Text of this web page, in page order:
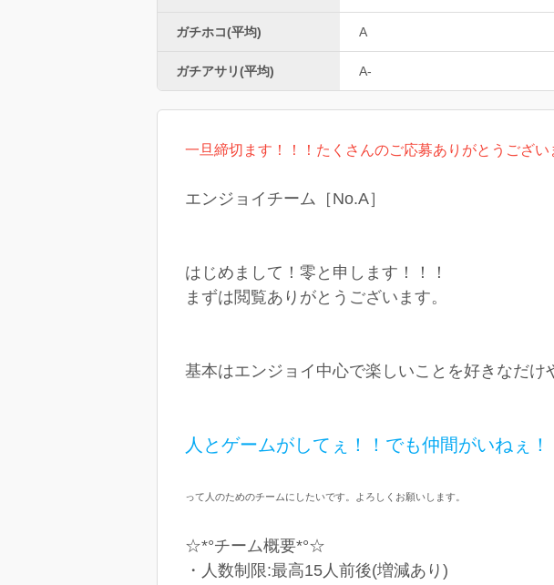
ガチホコ(平均) A
ガチアサリ(平均) A-
一旦締切ます！！！たくさんのご応募ありがとうござい
エンジョイチーム［No.A］
はじめまして！零と申します！！！
まずは閲覧ありがとうございます。
基本はエンジョイ中心で楽しいことを好きなだ
人とゲームがしてぇ！！でも仲間がいねぇ！
って人のためのチームにしたいです。よろしくお願いします。
☆*°チーム概要*°☆
・人数制限:最高15人前後(増減あり)